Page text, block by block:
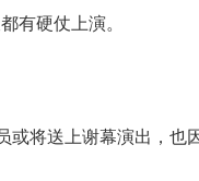
有硬仗上演。
或将送上谢幕演出，也